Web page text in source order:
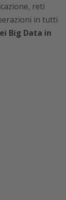
reti
in tutti
Big Data in